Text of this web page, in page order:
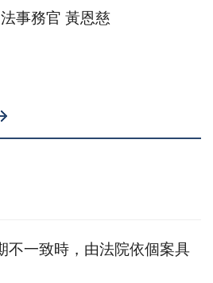
官 黃恩慈
不一致時，由法院依個案具